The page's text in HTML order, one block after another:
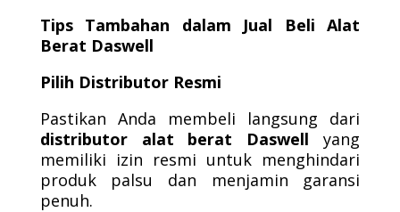
Tips Tambahan dalam Jual Beli Alat
Berat Daswell
Pilih Distributor Resmi
Pastikan Anda membeli langsung dari
distributor alat berat Daswell yang
memiliki izin resmi untuk menghindari
produk palsu dan menjamin garansi
penuh.